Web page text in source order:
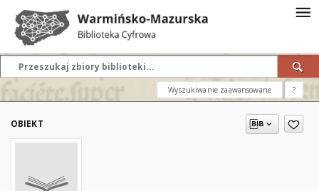
Wyszukiwanie zaawansowane ?
OBIEKT